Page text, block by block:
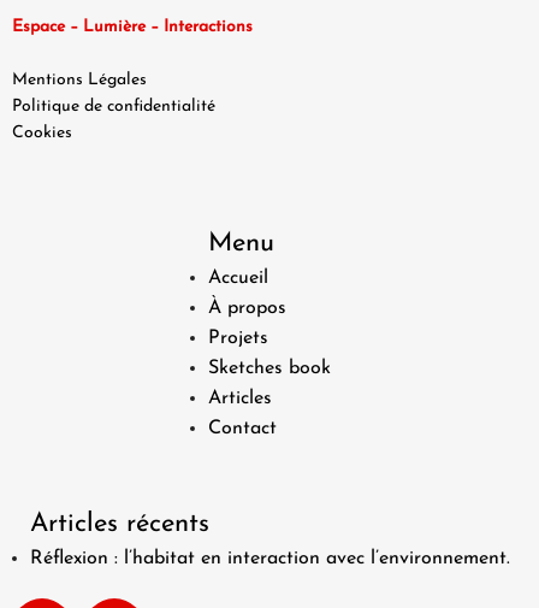
PRECEDENT
Espace – Lumière – Interactions
Mentions Légales
Politique de confidentialité
Cookies
Menu
Accueil
À propos
Projets
Sketches book
Articles
Contact
Articles récents
Réflexion : l’habitat en interaction avec l’environnement.